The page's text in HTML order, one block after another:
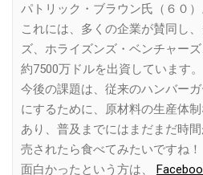
パトリック・ブラウン氏（６０）
これには、多くの企業が賛同し
ズ、ホライズンズ・ベンチャー
約7500万ドルを出資しています。
今後の課題は、従来のハンバー
にするために、原材料の生産体
あり、普及までにはまだまだ時
売されたら食べてみたいですね！
面白かったという方は、